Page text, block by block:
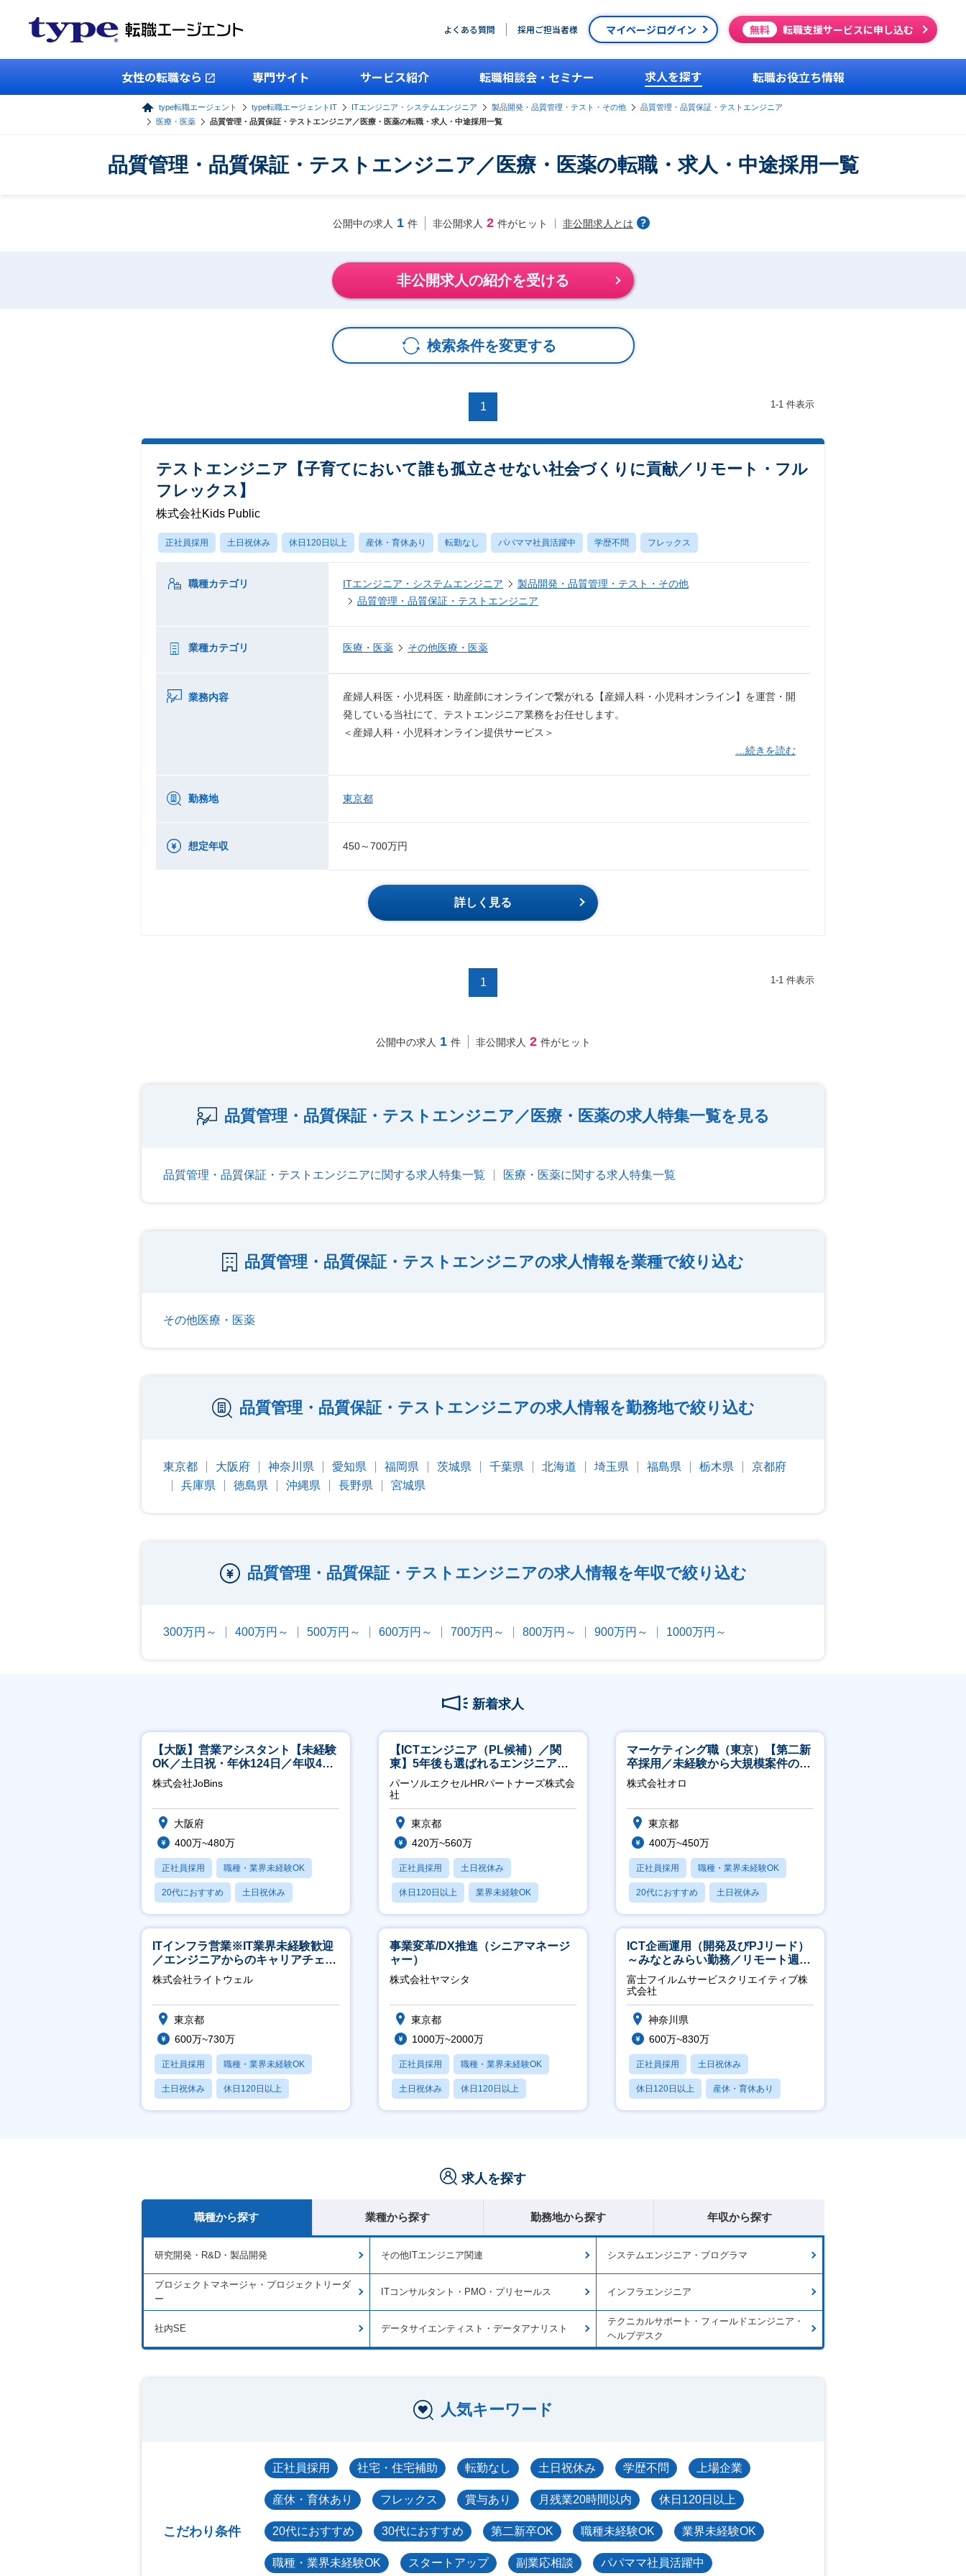
よくある質問 採用ご担当者様 マイページログイン 無料 転職支援サービスに申し込む
女性の転職なら 専門サイト サービス紹介 転職相談会・セミナー 求人を探す 転職お役立ち情報
type転職エージェント type転職エージェントIT ITエンジニア・システムエンジニア 製品開発・品質管理・テスト・その他
品質管理・品質保証・テストエンジニア
医療・医薬
品質管理・品質保証・テストエンジニア／医療・医薬の転職・求人・中途採用一覧
品質管理・品質保証・テストエンジニア／医療・医薬の転職・求人・中途採用一覧
公開中の求人 1 件 非公開求人 2 件がヒット 非公開求人とは
非公開求人の紹介を受ける
検索条件を変更する
1 1-1 件表示
テストエンジニア【子育てにおいて誰も孤立させない社会づくりに貢献／リモート・フル
フレックス】
株式会社Kids Public
正社員採用 土日祝休み 休日120日以上 産休・育休あり 転勤なし パパママ社員活躍中 学歴不問 フレックス
職種カテゴリ ITエンジニア・システムエンジニア
製品開発・品質管理・テスト・その他
品質管理・品質保証・テストエンジニア
業種カテゴリ 医療・医薬 その他医療・医薬
業務内容
産婦人科医・小児科医・助産師にオンラインで繋がれる【産婦人科・小児科オンライン】を運営・開
発している当社にて、テストエンジニア業務をお任せします。
＜産婦人科・小児科オンライン提供サービス＞
…続きを読む
勤務地 東京都
想定年収 450～700万円
詳しく見る
1 1-1 件表示
公開中の求人 1 件 非公開求人 2 件がヒット
品質管理・品質保証・テストエンジニア／医療・医薬の求人特集一覧を見る
品質管理・品質保証・テストエンジニアに関する求人特集一覧 医療・医薬に関する求人特集一覧
品質管理・品質保証・テストエンジニアの求人情報を業種で絞り込む
その他医療・医薬
品質管理・品質保証・テストエンジニアの求人情報を勤務地で絞り込む
東京都 大阪府 神奈川県 愛知県 福岡県 茨城県 千葉県 北海道 埼玉県 福島県 栃木県
京都府
兵庫県
徳島県 沖縄県 長野県 宮城県
品質管理・品質保証・テストエンジニアの求人情報を年収で絞り込む
300万円～ 400万円～ 500万円～ 600万円～ 700万円～ 800万円～ 900万円～ 1000万円～
新着求人
【大阪】営業アシスタント【未経験
OK／土日祝・年休124日／年収400
万～／転勤なし】
株式会社JoBins
大阪府
400万~480万
正社員採用 職種・業界未経験OK
20代におすすめ 土日祝休み
休日120日以上
【ICTエンジニア（PL候補）／関
東】5年後も選ばれるエンジニアへ
／チーム運営・体制構築
パーソルエクセルHRパートナーズ株式会
社
東京都
420万~560万
正社員採用 土日祝休み
休日120日以上 業界未経験OK
月残業20時間以内
マーケティング職（東京）【第二新
卒採用／未経験から大規模案件のマ
ーケティングが経験できる／研修充
実】
株式会社オロ
東京都
400万~450万
正社員採用 職種・業界未経験OK
20代におすすめ 土日祝休み
休日120日以上
ITインフラ営業※IT業界未経験歓迎
／エンジニアからのキャリアチェン
ジ可※【週3～4日リモート可能】
株式会社ライトウェル
東京都
600万~730万
正社員採用 職種・業界未経験OK
土日祝休み 休日120日以上
月残業20時間以内
事業変革/DX推進（シニアマネージ
ャー）
株式会社ヤマシタ
東京都
1000万~2000万
正社員採用 職種・業界未経験OK
土日祝休み 休日120日以上
産休・育休あり
ICT企画運用（開発及びPJリード）
～みなとみらい勤務／リモート週
2OK／業務改善～
富士フイルムサービスクリエイティブ株
式会社
神奈川県
600万~830万
正社員採用 土日祝休み
休日120日以上 産休・育休あり
月残業20時間以内
求人を探す
職種から探す 業種から探す 勤務地から探す 年収から探す
研究開発・R&D・製品開発 その他ITエンジニア関連 システムエンジニア・プログラマ
プロジェクトマネージャ・プロジェクトリーダ
ー
ITコンサルタント・PMO・プリセールス インフラエンジニア
社内SE データサイエンティスト・データアナリスト
テクニカルサポート・フィールドエンジニア・
ヘルプデスク
人気キーワード
こだわり条件
正社員採用 社宅・住宅補助 転勤なし 土日祝休み 学歴不問 上場企業
産休・育休あり フレックス 賞与あり 月残業20時間以内 休日120日以上
20代におすすめ 30代におすすめ 第二新卒OK 職種未経験OK 業界未経験OK
職種・業界未経験OK スタートアップ 副業応相談 パパママ社員活躍中